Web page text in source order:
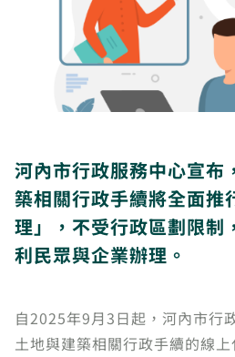
河內市行政服務中心宣布
築相關行政手續將全面推
理」，不受行政區劃限制
利民眾與企業辦理。
自2025年9月3日起，河內市行
土地與建築相關行政手續的線